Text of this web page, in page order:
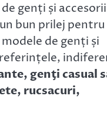
genți și accesorii
bun prilej pentru
de genți și
genţi casual
rucsacuri,